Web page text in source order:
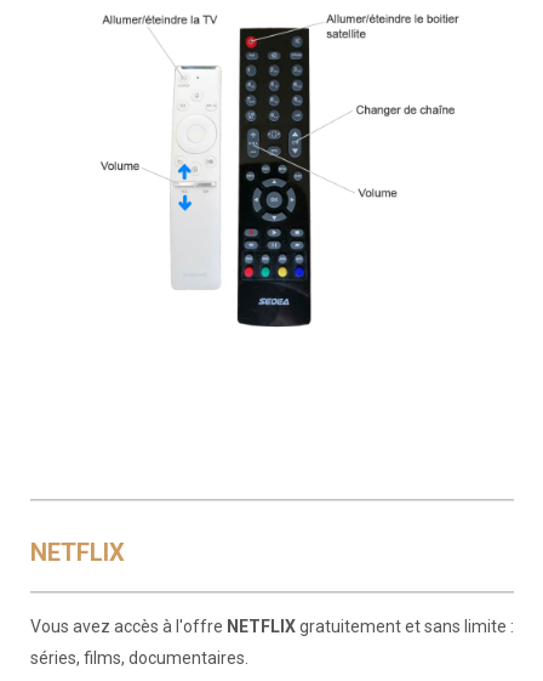
NETFLIX
Vous avez accès à l'offre NETFLIXgratuitement et sans limite :
séries, films, documentaires.